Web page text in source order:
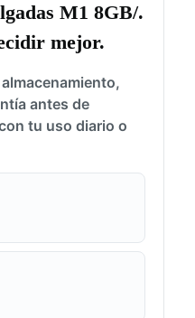
M1 8GB/.
mejor.
antes de
tu uso diario o